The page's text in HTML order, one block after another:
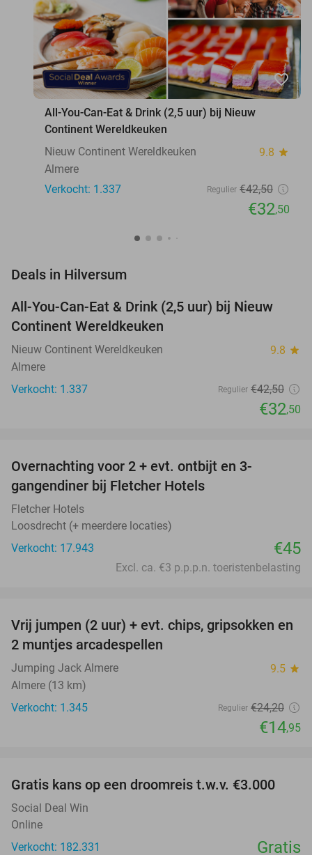
favorite_border
All-You-Can-Eat & Drink (2,5 uur) bij Nieuw
Continent Wereldkeuken
Nieuw Continent Wereldkeuken
9.8 star
Almere
Verkocht: 1.337
Regulier €42,50
€32,50
Deals in Hilversum
24%
All-You-Can-Eat & Drink (2,5 uur) bij Nieuw
Continent Wereldkeuken
Nieuw Continent Wereldkeuken 9.8 star
Almere
Verkocht: 1.337
Regulier €42,50
€32,50
Overnachting voor 2 + evt. ontbijt en 3-
gangendiner bij Fletcher Hotels
Fletcher Hotels
Loosdrecht (+ meerdere locaties)
Verkocht: 17.943
€45
Excl. ca. €3 p.p.p.n. toeristenbelasting
38%
Vrij jumpen (2 uur) + evt. chips, gripsokken en
2 muntjes arcadespellen
Jumping Jack Almere 9.5 star
Almere (13 km)
Verkocht: 1.345
Regulier €24,20
€14,95
Gratis kans op een droomreis t.w.v. €3.000
Social Deal Win
Online
Verkocht: 182.331
Gratis